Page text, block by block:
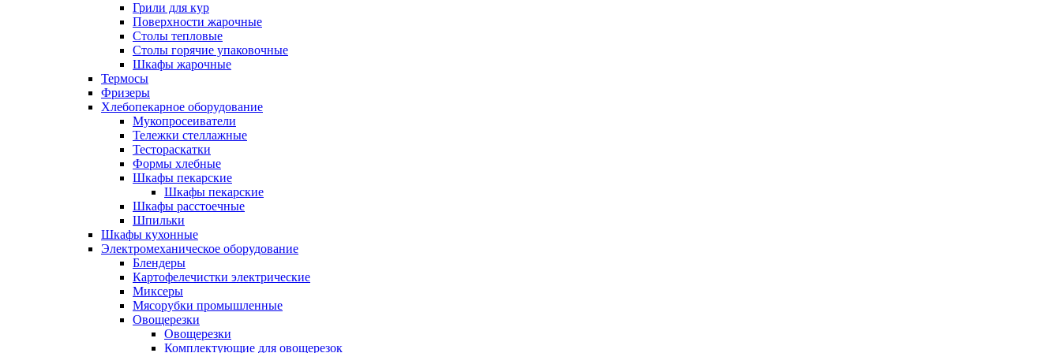
Грили для кур
Поверхности жарочные
Столы тепловые
Столы горячие упаковочные
Шкафы жарочные
Термосы
Фризеры
Хлебопекарное оборудование
Мукопросеиватели
Тележки стеллажные
Тестораскатки
Формы хлебные
Шкафы пекарские
Шкафы пекарские
Шкафы расстоечные
Шпильки
Шкафы кухонные
Электромеханическое оборудование
Блендеры
Картофелечистки электрические
Миксеры
Мясорубки промышленные
Овощерезки
Овощерезки
Комплектующие для овощерезок